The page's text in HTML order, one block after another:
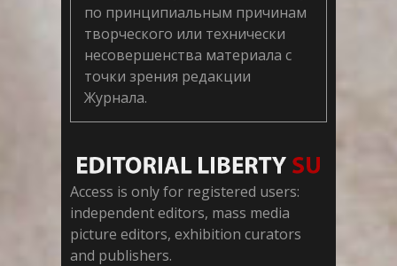
по принципиальным причинам
творческого или технически
несовершенства материала с
точки зрения редакции
Журнала.
Access is only for registered users:
independent editors, mass media
picture editors, exhibition curators
and publishers.